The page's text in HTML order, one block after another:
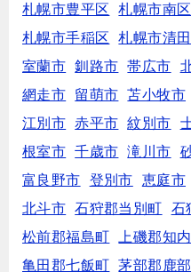
札幌市豊平区
札幌市南区
札幌市手稲区
札幌市清
室蘭市
釧路市 帯広市
網走市
留萌市 苫小牧市
江別市
赤平市 紋別市
根室市
千歳市 滝川市
富良野市
登別市 恵庭市
北斗市
石狩郡当別町 石
松前郡福島町
上磯郡知
亀田郡七飯町
茅部郡鹿